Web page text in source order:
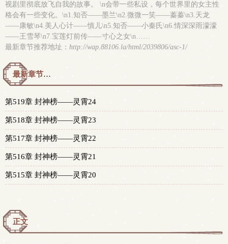
视剧里彻底放飞自我的故事。 \n会带一些私设，每个世界里的女主性
格会有一些变化。\n1.知否——墨兰\n2.微微一笑——蓁蓁\n3.天龙
——康敏\n4.美人心计——慎儿\n5.知否——小秦氏\n6.情深深雨濛濛
——王雪琴\n7.宝莲灯前传——寸心之女\n……
最新章节推荐地址： http://wap.88106.la/html/2039806/asc-1/
最新章节预览 更新时间：2026-08-08T07:34:32
第519章 封神榜——灵霄24
第518章 封神榜——灵霄23
第517章 封神榜——灵霄22
第516章 封神榜——灵霄21
第515章 封神榜——灵霄20
正文